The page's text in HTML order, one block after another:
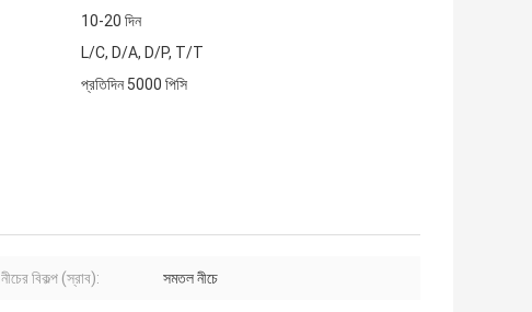
10-20 দিন
L/C, D/A, D/P, T/T
প্রতিদিন 5000 পিসি
নীচের বিকল্প (স্রাব): সমতল নীচে